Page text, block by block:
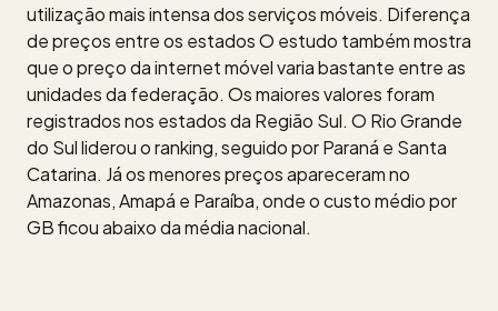
utilização mais intensa dos serviços móveis. Diferença
de preços entre os estados O estudo também mostra
que o preço da internet móvel varia bastante entre as
unidades da federação. Os maiores valores foram
registrados nos estados da Região Sul. O Rio Grande
do Sul liderou o ranking, seguido por Paraná e Santa
Catarina. Já os menores preços apareceram no
Amazonas, Amapá e Paraíba, onde o custo médio por
GB ficou abaixo da média nacional.